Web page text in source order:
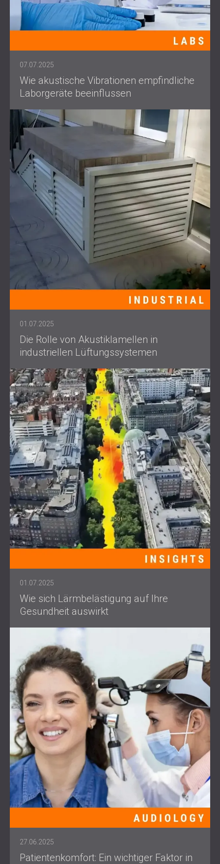
07.07.2025
Wie akustische Vibrationen empfindliche
Laborgeräte beeinflussen
01.07.2025
Die Rolle von Akustiklamellen in
industriellen Lüftungssystemen
01.07.2025
Wie sich Lärmbelästigung auf Ihre
Gesundheit auswirkt
27.06.2025
Patientenkomfort: Ein wichtiger Faktor in